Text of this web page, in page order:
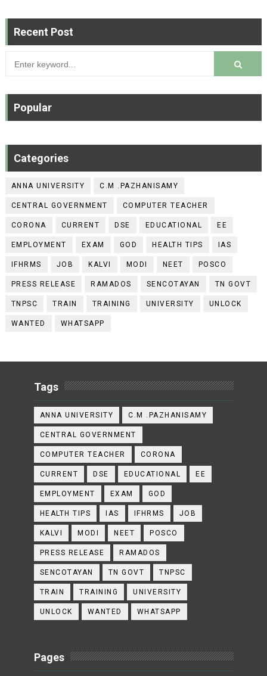
Recent Post
Popular
Categories
ANNA UNIVERSITY C.M .PAZHANISAMY
CENTRAL GOVERNMENT COMPUTER TEACHER
CORONA CURRENT DSE EDUCATIONAL EE
EMPLOYMENT EXAM GOD HEALTH TIPS IAS
IFHRMS JOB KALVI MODI NEET POSCO
PRESS RELEASE RAMADOS SENCOTAYAN TN GOVT
TNPSC TRAIN TRAINING UNIVERSITY UNLOCK
WANTED WHATSAPP
Tags
ANNA UNIVERSITY C.M .PAZHANISAMY
CENTRAL GOVERNMENT
COMPUTER TEACHER CORONA
CURRENT DSE EDUCATIONAL EE
EMPLOYMENT EXAM GOD
HEALTH TIPS IAS IFHRMS JOB
KALVI MODI NEET POSCO
PRESS RELEASE RAMADOS
SENCOTAYAN TN GOVT TNPSC
TRAIN TRAINING UNIVERSITY
UNLOCK WANTED WHATSAPP
Pages